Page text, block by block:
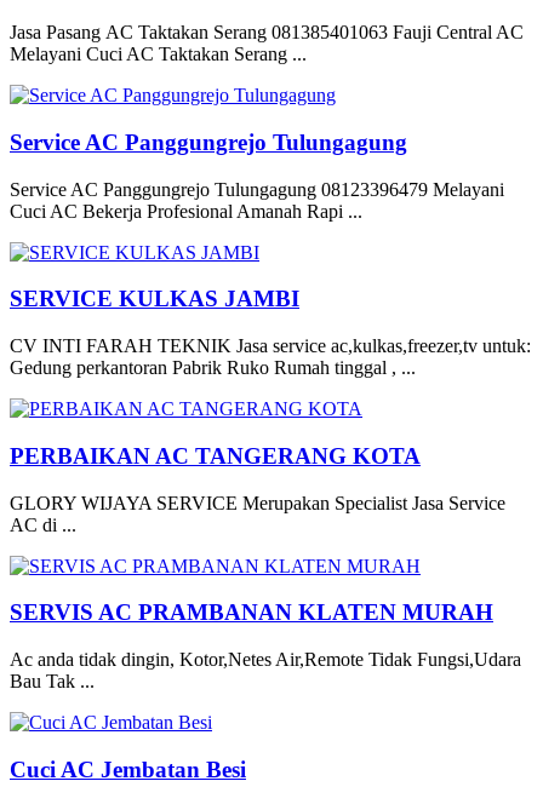
Jasa Pasang AC Taktakan Serang 081385401063 Fauji Central AC
Melayani Cuci AC Taktakan Serang ...
Service AC Panggungrejo Tulungagung
Service AC Panggungrejo Tulungagung 08123396479 Melayani
Cuci AC Bekerja Profesional Amanah Rapi ...
SERVICE KULKAS JAMBI
CV INTI FARAH TEKNIK Jasa service ac,kulkas,freezer,tv untuk:
Gedung perkantoran Pabrik Ruko Rumah tinggal , ...
PERBAIKAN AC TANGERANG KOTA
GLORY WIJAYA SERVICE Merupakan Specialist Jasa Service
AC di ...
SERVIS AC PRAMBANAN KLATEN MURAH
Ac anda tidak dingin, Kotor,Netes Air,Remote Tidak Fungsi,Udara
Bau Tak ...
Cuci AC Jembatan Besi